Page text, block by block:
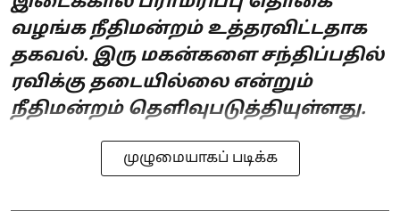
வழங்க நீதிமன்றம் உத்தரவிட்டதாக
தகவல். இரு மகன்களை சந்திப்பதில்
ரவிக்கு தடையில்லை என்றும்
நீதிமன்றம் தெளிவுபடுத்தியுள்ளது.
முழுமையாகப் படிக்க